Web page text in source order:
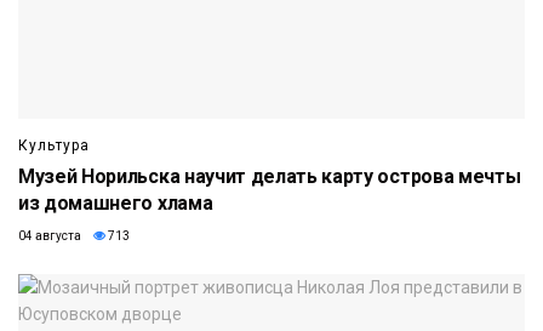
Культура
Музей Норильска научит делать карту острова мечты
из домашнего хлама
04 августа 713